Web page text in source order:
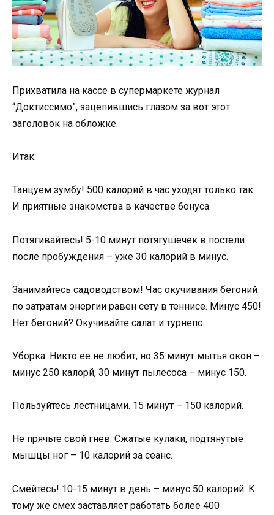
Прихватила на кассе в супермаркете журнал
“Доктиссимо”, зацепившись глазом за вот этот
заголовок на обложке.
Итак:
Танцуем зумбу! 500 калорий в час уходят только так.
И приятные знакомства в качестве бонуса.
Потягивайтесь! 5-10 минут потягушечек в постели
после пробуждения – уже 30 калорий в минус.
Занимайтесь садоводством! Час окучивания бегоний
по затратам энергии равен сету в теннисе. Минус 450!
Нет бегоний? Окучивайте салат и турнепс.
Уборка. Никто ее не любит, но 35 минут мытья окон –
минус 250 калорй, 30 минут пылесоса – минус 150.
Пользуйтесь лестницами. 15 минут – 150 калорий.
Не прячьте свой гнев. Сжатые кулаки, подтянутые
мышцы ног – 10 калорий за сеанс.
Смейтесь! 10-15 минут в день – минус 50 калорий. К
тому же смех заставляет работать более 400